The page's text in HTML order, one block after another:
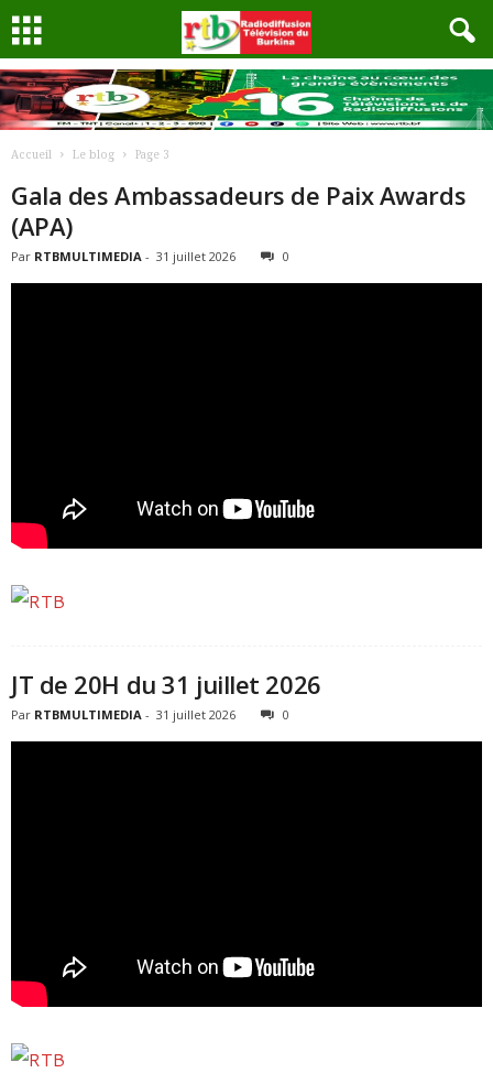
Accueil Le blog Page 3
Gala des Ambassadeurs de Paix Awards
(APA)
Par RTBMULTIMEDIA - 31 juillet 2026 0
JT de 20H du 31 juillet 2026
Par RTBMULTIMEDIA - 31 juillet 2026 0